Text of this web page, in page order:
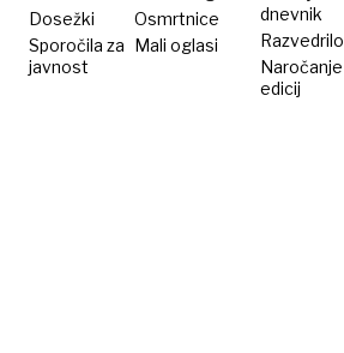
Dosežki
Sporočila za
javnost
Osmrtnice
Mali oglasi
dnevnik
Razvedrilo
Naročanje
edicij